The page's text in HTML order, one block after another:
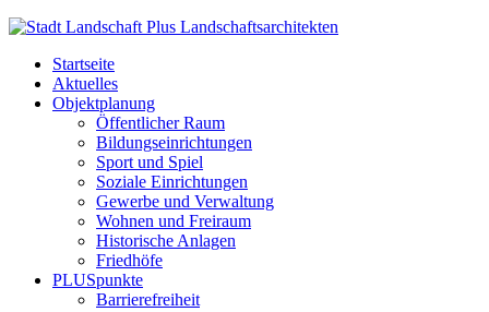
Startseite
Aktuelles
Objektplanung
Öffentlicher Raum
Bildungseinrichtungen
Sport und Spiel
Soziale Einrichtungen
Gewerbe und Verwaltung
Wohnen und Freiraum
Historische Anlagen
Friedhöfe
PLUSpunkte
Barrierefreiheit